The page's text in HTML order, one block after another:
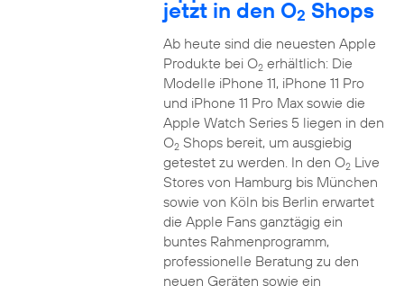
jetzt in den O2 Shops
Ab heute sind die neuesten Apple
Produkte bei O2erhältlich: Die
Modelle iPhone 11, iPhone 11 Pro
und iPhone 11 Pro Max sowie die
Apple Watch Series 5 liegen in den
O2Shops bereit, um ausgiebig
getestet zu werden. In den O2Live
Stores von Hamburg bis München
sowie von Köln bis Berlin erwartet
die Apple Fans ganztägig ein
buntes Rahmenprogramm,
professionelle Beratung zu den
neuen Geräten sowie ein